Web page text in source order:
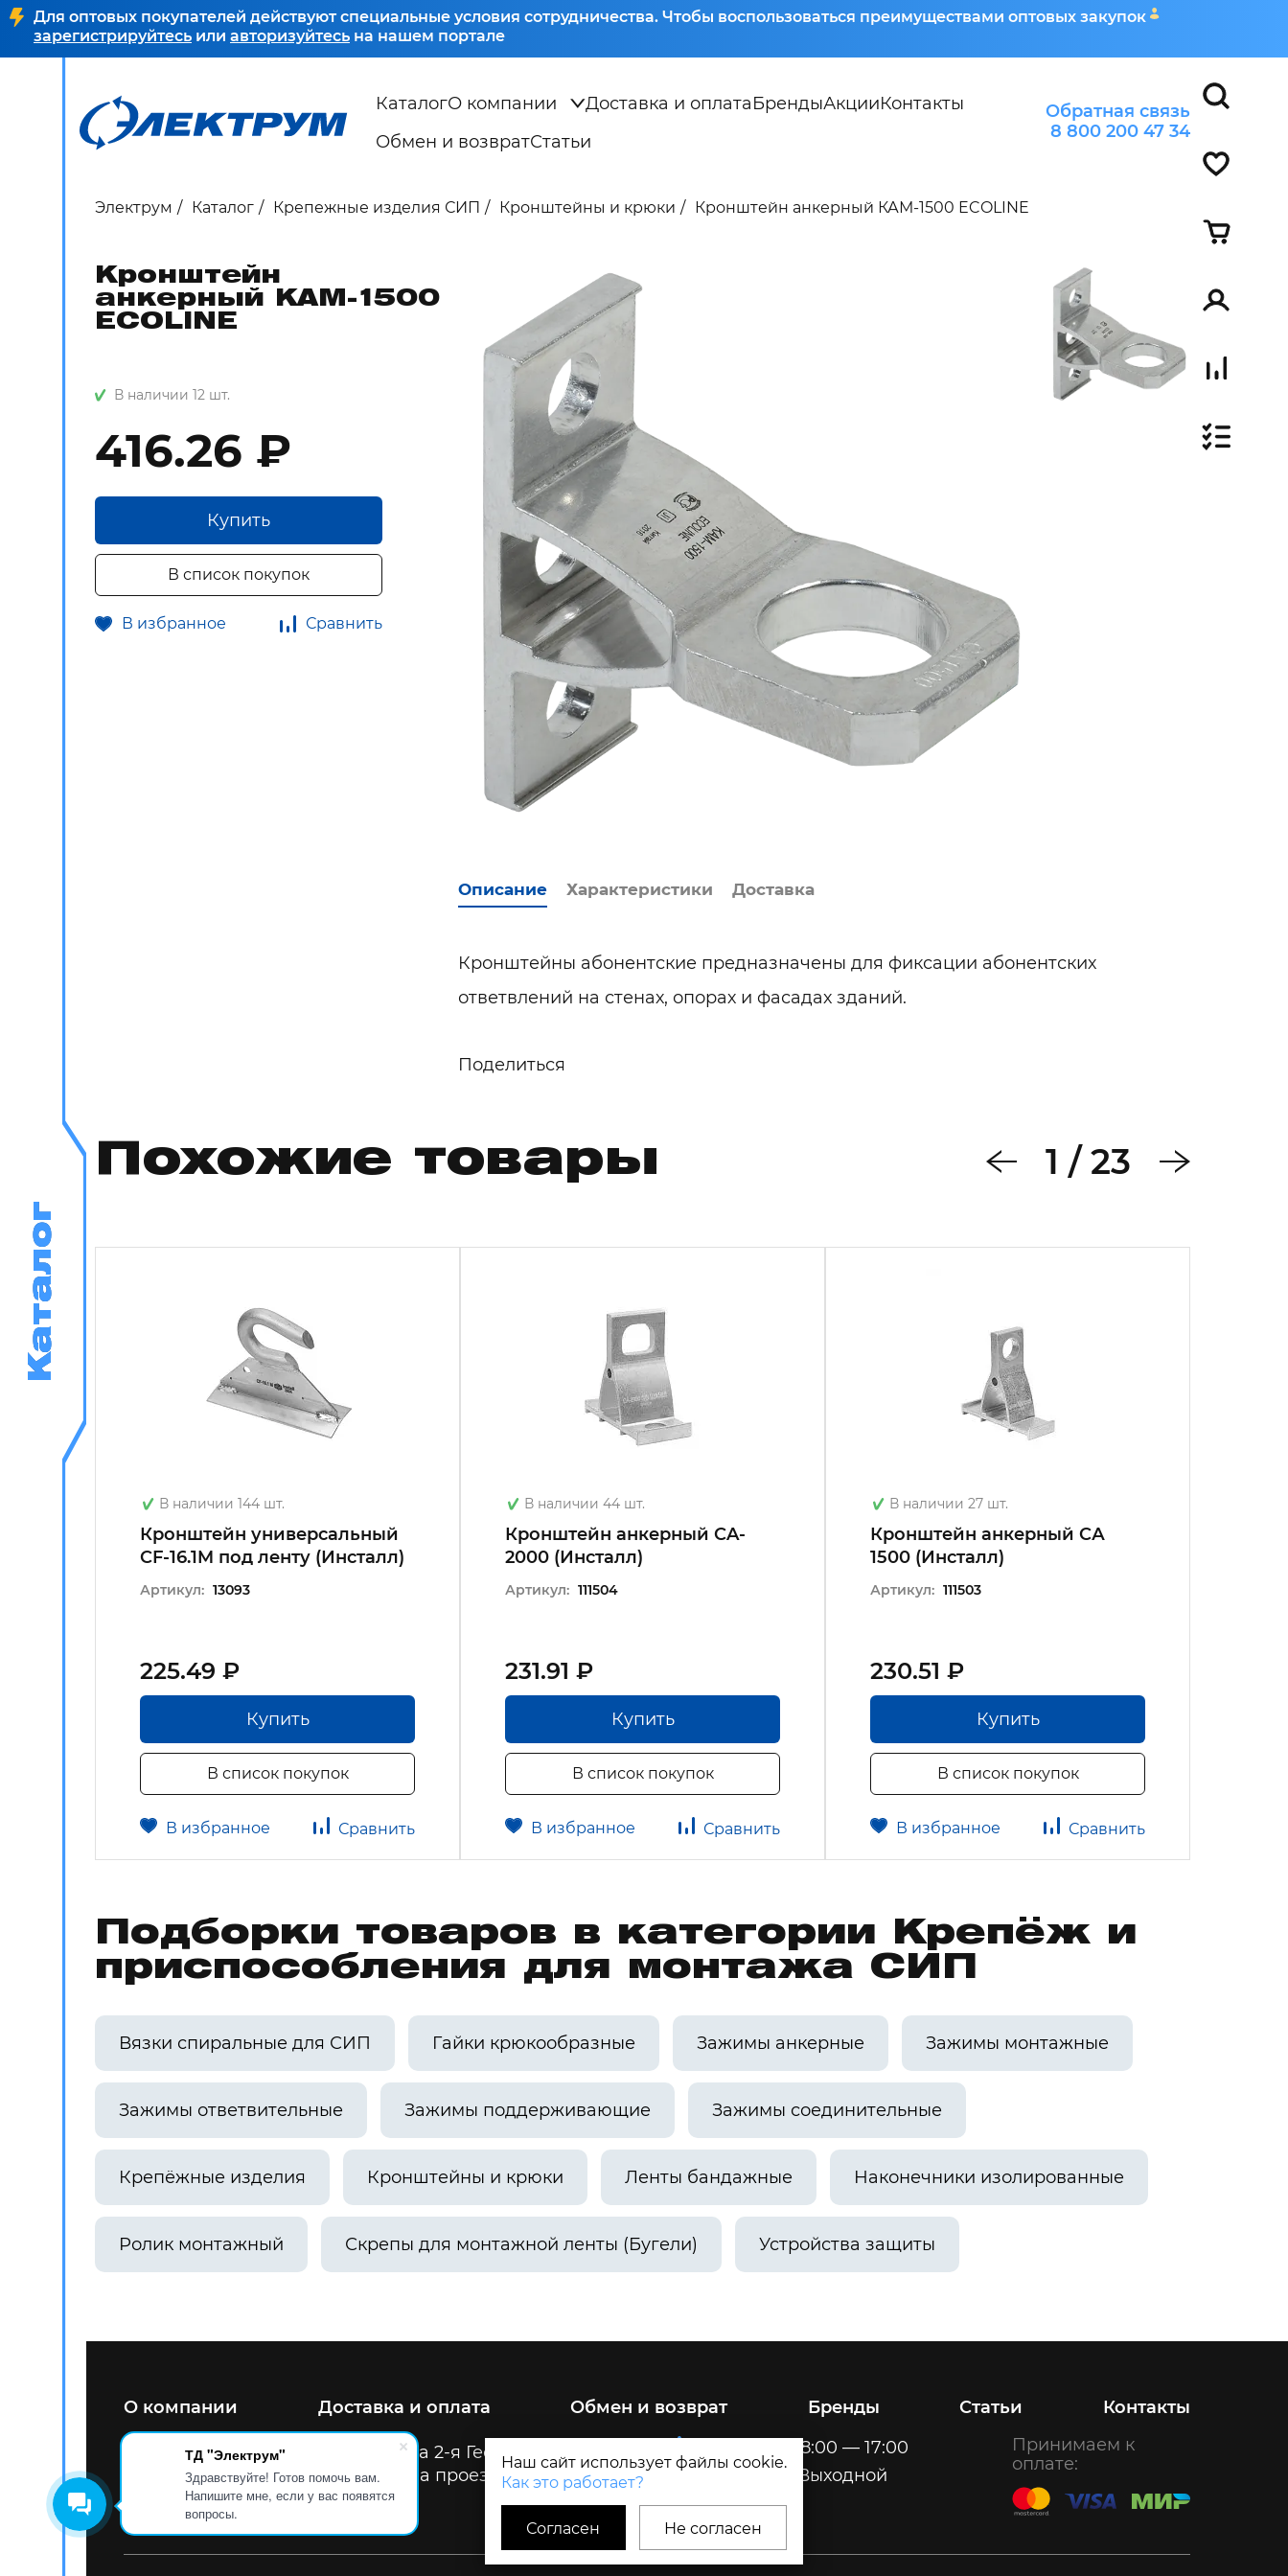
ТД "Электрум"
Здравствуйте! Готов помочь вам.
Напишите мне, если у вас появятся
вопросы.
Наш сайт использует файлы cookie.
Как это работает?
Согласен Не согласен
Для оптовых покупателей действуют специальные условия сотрудничества. Чтобы воспользоваться преимуществами оптовых закупок
зарегистрируйтесь или авторизуйтесь на нашем портале
КаталогО компании Доставка и оплатаБрендыАкцииКонтакты
Обмен и возвратСтатьи
Обратная связь
8 800 200 47 34
Каталог
Каталог
Электрум Каталог Крепежные изделия СИП Кронштейны и крюки Кронштейн анкерный КАМ-1500 ECOLINE
Кронштейн
анкерный КАМ-1500
ECOLINE
В наличии 12 шт.
416.26 ₽
Купить
В список покупок
В избранное Сравнить
Описание Характеристики Доставка
Кронштейны абонентские предназначены для фиксации абонентских
ответвлений на стенах, опорах и фасадах зданий.
Поделиться
Похожие товары 1 / 23
В наличии 144 шт.
Кронштейн универсальный
CF-16.1M под ленту (Инсталл)
Артикул: 13093
225.49 ₽
Купить
В список покупок
В избранное Сравнить
В наличии 44 шт.
Кронштейн анкерный CA-
2000 (Инсталл)
Артикул: 111504
231.91 ₽
Купить
В список покупок
В избранное Сравнить
В наличии 27 шт.
Кронштейн анкерный CА
1500 (Инсталл)
Артикул: 111503
230.51 ₽
Купить
В список покупок
В избранное Сравнить
Подборки товаров в категории Крепёж и
приспособления для монтажа СИП
Вязки спиральные для СИП Гайки крюкообразные Зажимы анкерные Зажимы монтажные
Зажимы ответвительные Зажимы поддерживающие Зажимы соединительные
Крепёжные изделия Кронштейны и крюки Ленты бандажные Наконечники изолированные
Ролик монтажный Скрепы для монтажной ленты (Бугели) Устройства защиты
О компании Доставка и оплата Обмен и возврат Бренды Статьи Контакты
8 800 200 47 34
info@tdel.pro
Улица 2-я Геологическая, 32
Схема проезда
8:00 — 17:00
Выходной
Скачать прайс
Принимаем к
оплате: